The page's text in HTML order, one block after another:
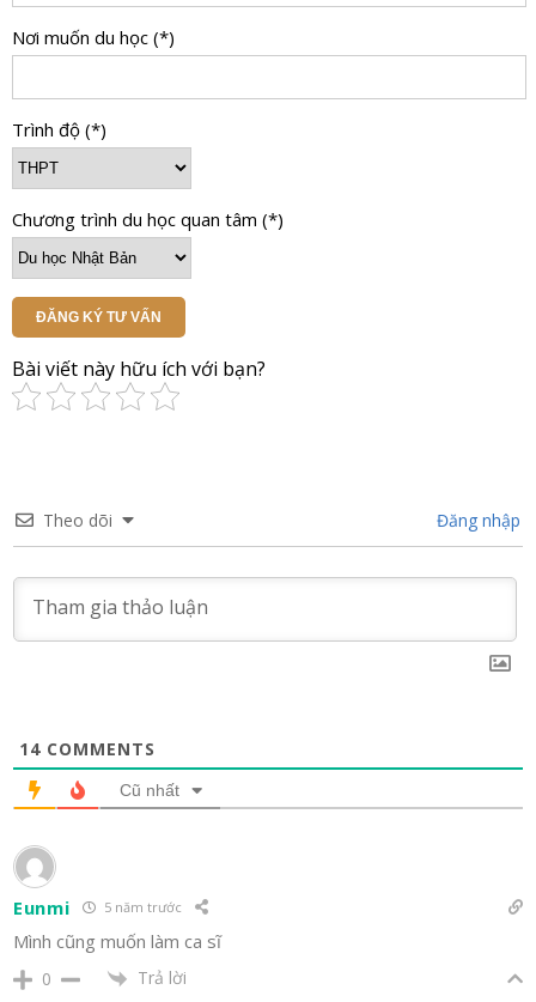
Nơi muốn du học (*)
Trình độ (*)
Chương trình du học quan tâm (*)
ĐĂNG KÝ TƯ VẤN
Bài viết này hữu ích với bạn?
Theo dõi Đăng nhập
14 COMMENTS
Cũ nhất
Eunmi 5 năm trước
Mình cũng muốn làm ca sĩ
0 Trả lời